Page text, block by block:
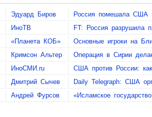
Эдуард Биров Россия помешала США
ИноТВ FT: Россия разрушила
«Планета КОБ» Основные игроки на
Кримсон Альтер Операция в Сирии
ИноСМИ.ru США против России:
Дмитрий Сычев Daily Telegraph: США
Андрей Фурсов «Исламское